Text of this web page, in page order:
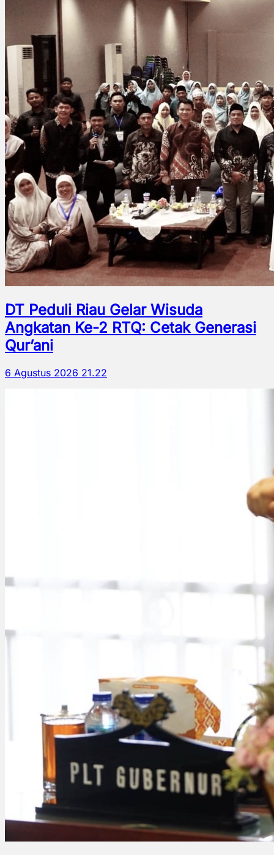
DT Peduli Riau Gelar Wisuda
Angkatan Ke-2 RTQ: Cetak Generasi
Qur’ani
6 Agustus 2026 21.22